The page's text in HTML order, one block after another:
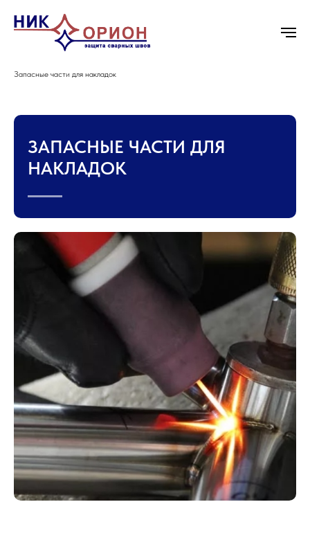
Запасные части для накладок
ЗАПАСНЫЕ ЧАСТИ ДЛЯ
НАКЛАДОК